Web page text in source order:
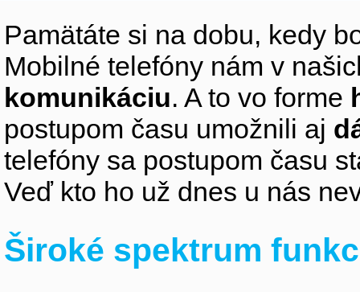
Pamätáte si na dobu, kedy
Mobilné telefóny nám v
komunikáciu. A to vo forme
postupom času umožnili aj
telefóny sa postupom času
Veď kto ho už dnes u nás
Široké spektrum